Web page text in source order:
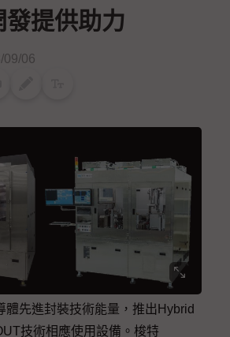
提供助力
09/06
體先進封裝技術能量，推出Hybrid
技術相應使用設備。梭特